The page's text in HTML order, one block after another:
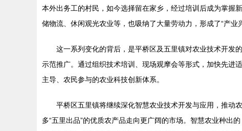
本外出务工的村民，如今选择留在家乡，经过培训后成为掌握
储物流、休闲观光农业等，也吸纳了大量劳动力，形成了“产业
这一系列变化的背后，是平桥区及五里镇对农业技术开发
示范推广。通过组织技术培训、现场观摩会等形式，加快先进
主导、农民参与的农业科技创新体系。
平桥区五里镇将继续深化智慧农业技术开发与应用，推动
多“五里出品”的优质农产品走向更广阔的市场。智慧农业种出